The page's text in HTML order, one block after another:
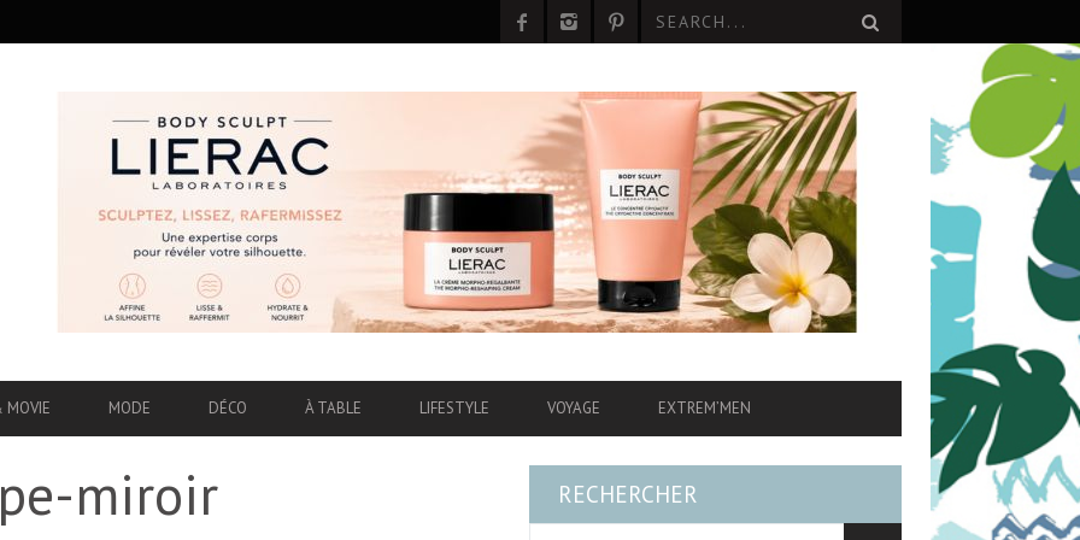
MOVIE MODE DÉCO À TABLE LIFESTYLE VOYAGE EXTREM’MEN
miroir RECHERCHER